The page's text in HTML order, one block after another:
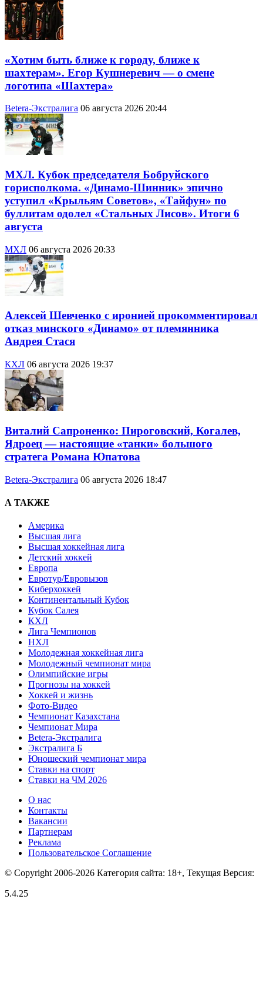
«Хотим быть ближе к городу, ближе к
шахтерам». Егор Кушнеревич — о смене
логотипа «Шахтера»
Betera-Экстралига 06 августа 2026 20:44
МХЛ. Кубок председателя Бобруйского
горисполкома. «Динамо-Шинник» эпично
уступил «Крыльям Советов», «Тайфун» по
буллитам одолел «Стальных Лисов». Итоги 6
августа
МХЛ 06 августа 2026 20:33
Алексей Шевченко с иронией прокомментировал
отказ минского «Динамо» от племянника
Андрея Стася
КХЛ 06 августа 2026 19:37
Виталий Сапроненко: Пироговский, Когалев,
Ядроец — настоящие «танки» большого
стратега Романа Юпатова
Betera-Экстралига 06 августа 2026 18:47
А ТАКЖЕ
Америка
Высшая лига
Высшая хоккейная лига
Детский хоккей
Европа
Евротур/Евровызов
Киберхоккей
Континентальный Кубок
Кубок Салея
КХЛ
Лига Чемпионов
НХЛ
Молодежная хоккейная лига
Молодежный чемпионат мира
Олимпийские игры
Прогнозы на хоккей
Хоккей и жизнь
Фото-Видео
Чемпионат Казахстана
Чемпионат Мира
Betera-Экстралига
Экстралига Б
Юношеский чемпионат мира
Ставки на спорт
Ставки на ЧМ 2026
О нас
Контакты
Вакансии
Партнерам
Реклама
Пользовательское Соглашение
© Copyright 2006-2026 Категория сайта: 18+, Текущая Версия:
5.4.25